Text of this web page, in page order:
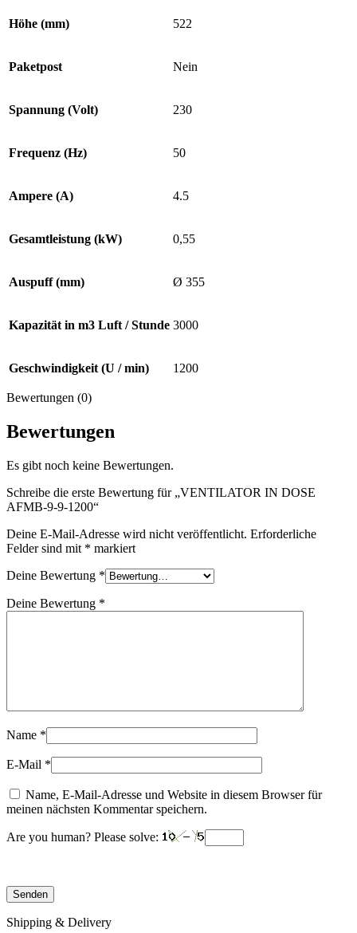
Höhe (mm) 522
Paketpost Nein
Spannung (Volt) 230
Frequenz (Hz) 50
Ampere (A) 4.5
Gesamtleistung (kW) 0,55
Auspuff (mm) Ø 355
Kapazität in m3 Luft / Stunde 3000
Geschwindigkeit (U / min) 1200
Bewertungen (0)
Bewertungen
Es gibt noch keine Bewertungen.
Schreibe die erste Bewertung für „VENTILATOR IN DOSE
AFMB-9-9-1200“
Deine E-Mail-Adresse wird nicht veröffentlicht. Erforderliche
Felder sind mit * markiert
Deine Bewertung *
Deine Bewertung *
Name *
E-Mail *
Name, E-Mail-Adresse und Website in diesem Browser für
meinen nächsten Kommentar speichern.
Are you human? Please solve:
Shipping & Delivery